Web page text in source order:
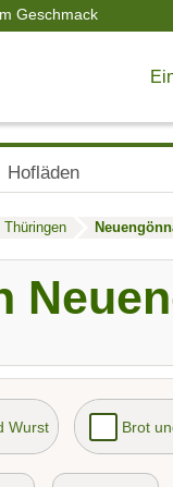
Geschmack
Hofläden
Thüringen
Wurst Brot